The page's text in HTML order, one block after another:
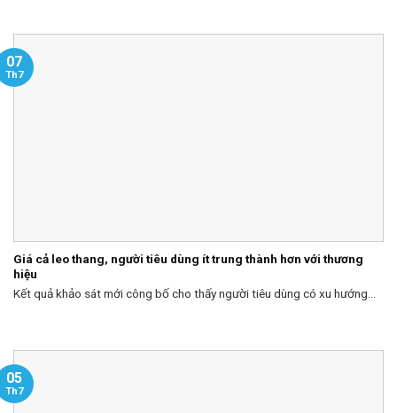
Giá cả leo thang, người tiêu dùng ít trung thành hơn với thương
hiệu
Kết quả khảo sát mới công bố cho thấy người tiêu dùng có xu hướng...
07
Th7
05
Th7